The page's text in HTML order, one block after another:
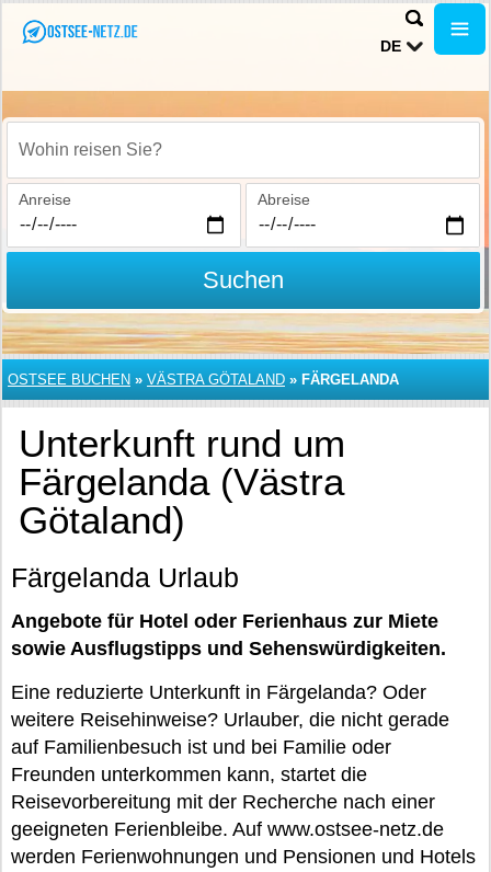
DE
Wohin reisen Sie?
Anreise Abreise
Suchen
OSTSEE BUCHEN » VÄSTRA GÖTALAND » FÄRGELANDA
Unterkunft rund um
Färgelanda (Västra
Götaland)
Färgelanda Urlaub
Angebote für Hotel oder Ferienhaus zur Miete
sowie Ausflugstipps und Sehenswürdigkeiten.
Eine reduzierte Unterkunft in Färgelanda? Oder
weitere Reisehinweise? Urlauber, die nicht gerade
auf Familienbesuch ist und bei Familie oder
Freunden unterkommen kann, startet die
Reisevorbereitung mit der Recherche nach einer
geeigneten Ferienbleibe. Auf www.ostsee-netz.de
werden Ferienwohnungen und Pensionen und Hotels